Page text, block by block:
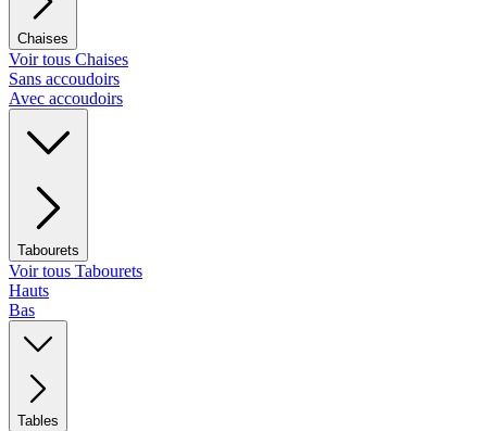
Chaises
Voir tous Chaises
Sans accoudoirs
Avec accoudoirs
Tabourets
Voir tous Tabourets
Hauts
Bas
Tables